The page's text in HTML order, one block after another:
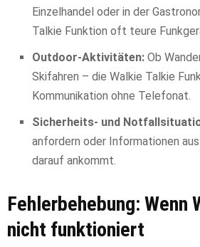
Einzelhandel oder in der
Talkie Funktion oft teure
Outdoor-Aktivitäten: Ob
Skifahren – die Walkie Talkie
Kommunikation ohne Telefonat.
Sicherheits- und
anfordern oder Informationen
darauf ankommt.
Fehlerbehebung: Wenn
nicht funktioniert